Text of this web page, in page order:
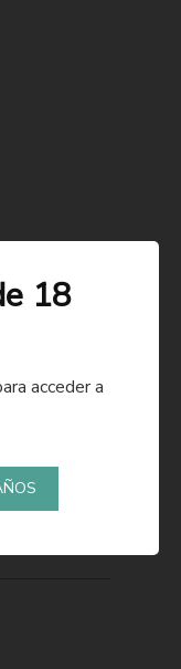
18
acceder a